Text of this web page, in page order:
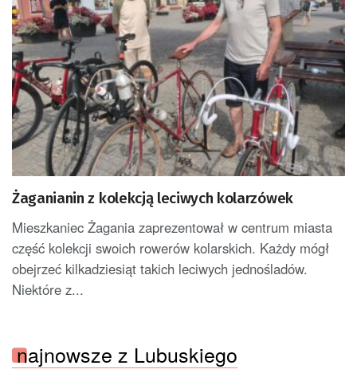
Żaganianin z kolekcją leciwych kolarzówek
Mieszkaniec Żagania zaprezentował w centrum miasta
część kolekcji swoich rowerów kolarskich. Każdy mógł
obejrzeć kilkadziesiąt takich leciwych jednośladów.
Niektóre z...
najnowsze z Lubuskiego